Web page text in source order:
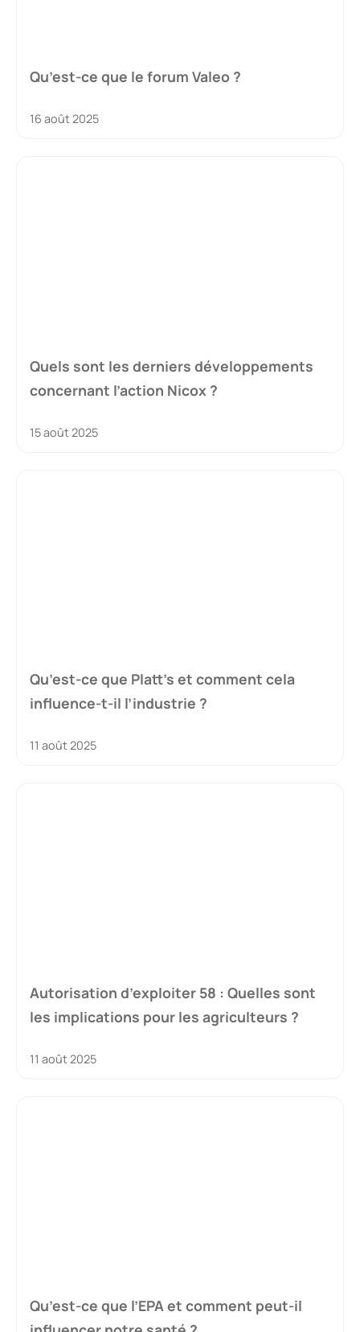
Qu’est-ce que le forum Valeo ?
16 août 2025
Quels sont les derniers développements
concernant l’action Nicox ?
15 août 2025
Qu’est-ce que Platt’s et comment cela
influence-t-il l’industrie ?
11 août 2025
Autorisation d’exploiter 58 : Quelles sont
les implications pour les agriculteurs ?
11 août 2025
Qu’est-ce que l’EPA et comment peut-il